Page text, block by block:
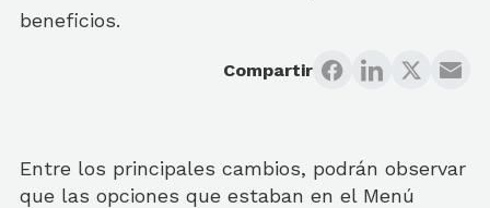
beneficios.
Compartir
Entre los principales cambios, podrán observar
que las opciones que estaban en el Menú